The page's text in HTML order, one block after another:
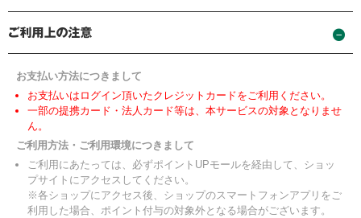
お支払い方法につきまして
お支払いはログイン頂いたクレジットカードをご利用ください。
一部の提携カード・法人カード等は、本サービスの対象となりませ
ん。
ご利用方法・ご利用環境につきまして
ご利用にあたっては、必ずポイントUPモールを経由して、ショッ
プサイトにアクセスしてください。
※各ショップにアクセス後、ショップのスマートフォンアプリをご
利用した場合、ポイント付与の対象外となる場合がございます。